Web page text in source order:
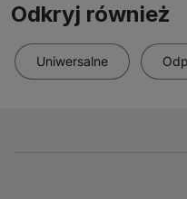
Odkryj również
Uniwersalne